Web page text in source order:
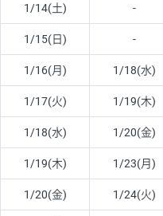
1/14(土) -
1/15(日) -
1/16(月) 1/18(水)
1/17(火) 1/19(木)
1/18(水) 1/20(金)
1/19(木) 1/23(月)
1/20(金) 1/24(火)